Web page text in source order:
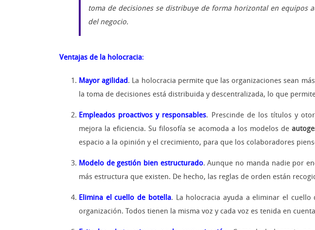
toma de decisiones se distribuye de forma horizontal en equipos
del negocio.
Ventajas de la holocracia:
Mayor agilidad. La holocracia permite que las organizaciones sean
la toma de decisiones está distribuida y descentralizada, lo que
Empleados proactivos y responsables. Prescinde de los títulos y
mejora la eficiencia. Su filosofía se acomoda a los modelos de
espacio a la opinión y el crecimiento, para que los colaboradores
Modelo de gestión bien estructurado. Aunque no manda nadie por
más estructura que existen. De hecho, las reglas de orden están
Elimina el cuello de botella. La holocracia ayuda a eliminar el
organización. Todos tienen la misma voz y cada voz es tenida en